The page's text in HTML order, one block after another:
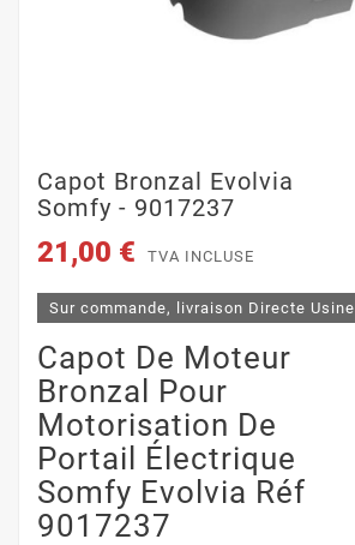
Capot Bronzal Evolvia
Somfy - 9017237
21,00 € TVA INCLUSE
Sur commande, livraison Directe Usine
Capot De Moteur
Bronzal Pour
Motorisation De
Portail Électrique
Somfy Evolvia Réf
9017237